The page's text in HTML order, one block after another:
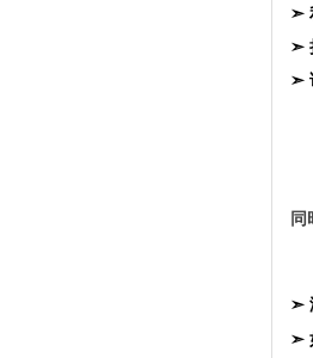
➣
➣
➣
同
➣
➣